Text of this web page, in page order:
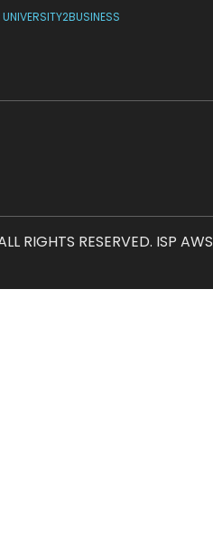
UNIVERSITY2BUSINESS
RESERVED. ISP AWS